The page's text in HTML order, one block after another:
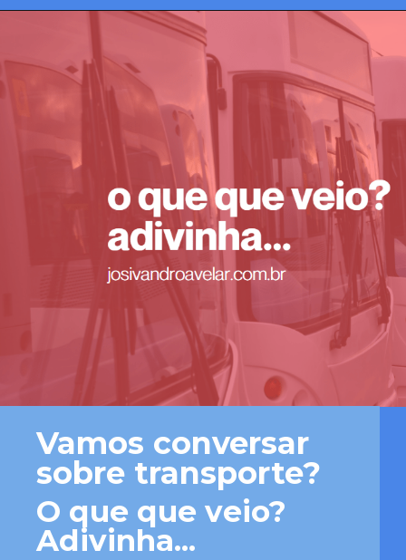
Vamos conversar
sobre transporte?
O que que veio?
Adivinha...